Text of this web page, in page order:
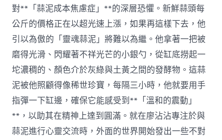
對**「蒜泥成本焦慮症」**的深層恐懼。新鮮蒜頭每
公斤的價格正在以超光速上漲，如果再這樣下去，他
引以為傲的「靈魂蒜泥」將難以為繼。他拿著一把被
磨得光滑、閃耀著不祥光芒的小銀勺，從缸底撈起一
坨濃稠的、顏色介於灰綠與土黃之間的發酵物。這蒜
泥被他照顧得像稀世珍寶，每隔三小時，他就要用手
指彈一下缸邊，確保它能感受到**「溫和的震動」
**，以助其在精神上達到圓滿。就在廖沾沾專注於與
蒜泥進行心靈交流時，外面的世界開始發出一些不對